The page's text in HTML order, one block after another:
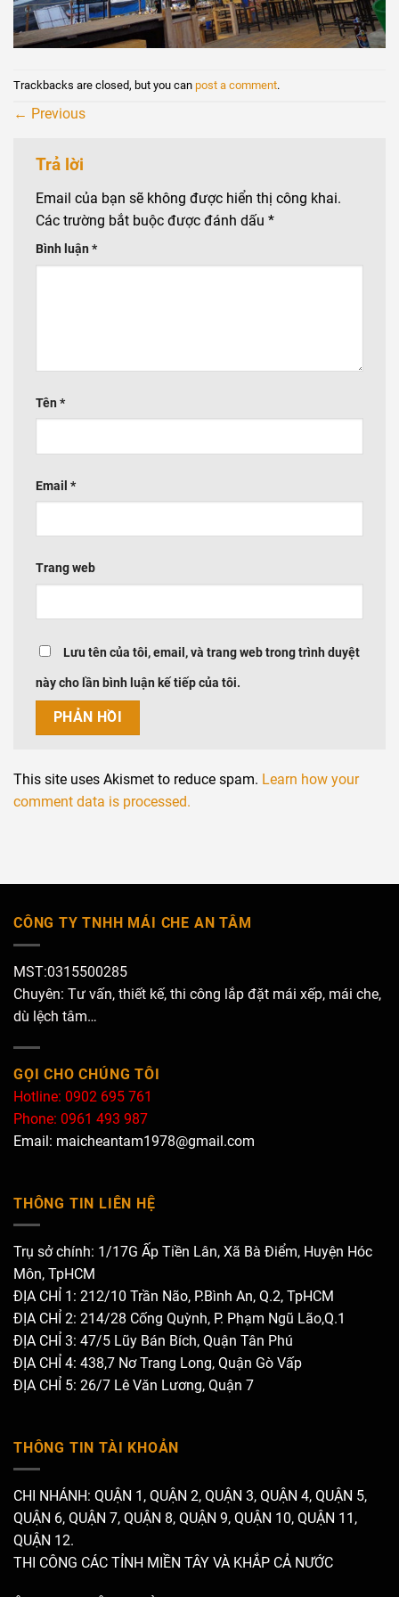
Trackbacks are closed, but you can post a comment.
← Previous
Trả lời
Email của bạn sẽ không được hiển thị công khai.
Các trường bắt buộc được đánh dấu *
Bình luận *
Tên *
Email *
Trang web
Lưu tên của tôi, email, và trang web trong trình duyệt
này cho lần bình luận kế tiếp của tôi.
This site uses Akismet to reduce spam. Learn how your
comment data is processed.
CÔNG TY TNHH MÁI CHE AN TÂM
MST:0315500285
Chuyên: Tư vấn, thiết kế, thi công lắp đặt mái xếp, mái che,
dù lệch tâm…
GỌI CHO CHÚNG TÔI
Hotline: 0902 695 761
Phone: 0961 493 987
Email: maicheantam1978@gmail.com
THÔNG TIN LIÊN HỆ
Trụ sở chính: 1/17G Ấp Tiền Lân, Xã Bà Điểm, Huyện Hóc
Môn, TpHCM
ĐỊA CHỈ 1: 212/10 Trần Não, P.Bình An, Q.2, TpHCM
ĐỊA CHỈ 2: 214/28 Cống Quỳnh, P. Phạm Ngũ Lão,Q.1
ĐỊA CHỈ 3: 47/5 Lũy Bán Bích, Quận Tân Phú
ĐỊA CHỈ 4: 438,7 Nơ Trang Long, Quận Gò Vấp
ĐỊA CHỈ 5: 26/7 Lê Văn Lương, Quận 7
THÔNG TIN TÀI KHOẢN
CHI NHÁNH: QUẬN 1, QUẬN 2, QUẬN 3, QUẬN 4, QUẬN 5,
QUẬN 6, QUẬN 7, QUẬN 8, QUẬN 9, QUẬN 10, QUẬN 11,
QUẬN 12.
THI CÔNG CÁC TỈNH MIỀN TÂY VÀ KHẮP CẢ NƯỚC